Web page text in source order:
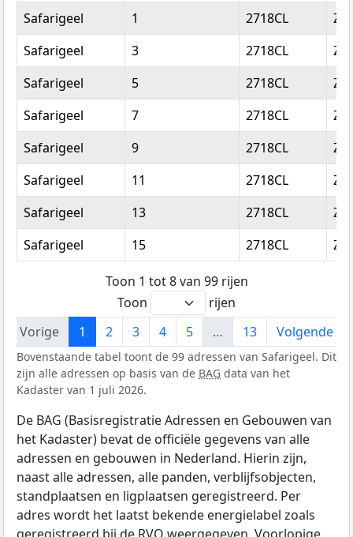
Straatnaam
Huisnummer Postcode
Safarigeel 1 2718CL
Safarigeel
3 2718CL
Safarigeel
5 2718CL
Safarigeel
7 2718CL
Safarigeel
9 2718CL
Safarigeel
11 2718CL
Safarigeel
13 2718CL
Safarigeel
15 2718CL
Toon 1 tot 8 van 99 rijen
Toon
rijen
Vorige
1 2 3 4 5 … 13 Volgende
Bovenstaande tabel toont de 99 adressen van Safarigeel. Dit
zijn alle adressen op basis van de BAG data van het
Kadaster van 1 juli 2026.
De BAG (Basisregistratie Adressen en Gebouwen van
het Kadaster) bevat de officiële gegevens van alle
adressen en gebouwen in Nederland. Hierin zijn,
naast alle adressen, alle panden, verblijfsobjecten,
standplaatsen en ligplaatsen geregistreerd. Per
adres wordt het laatst bekende energielabel zoals